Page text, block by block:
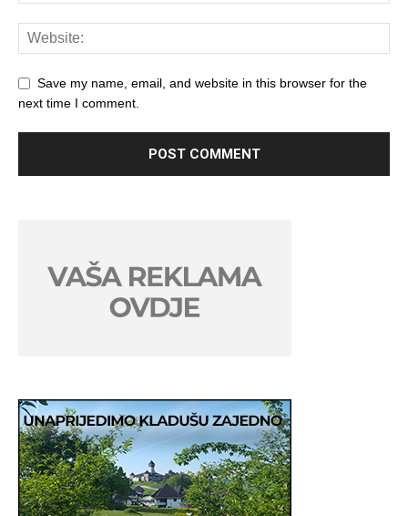
Save my name, email, and website in this browser for the
next time I comment.